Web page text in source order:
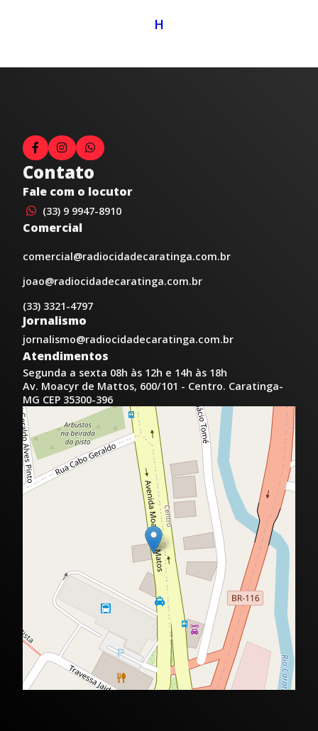
H
Contato
Fale com o locutor
(33) 9 9947-8910
Comercial
comercial@radiocidadecaratinga.com.br
joao@radiocidadecaratinga.com.br
(33) 3321-4797
Jornalismo
jornalismo@radiocidadecaratinga.com.br
Atendimentos
Segunda a sexta 08h às 12h e 14h às 18h
Av. Moacyr de Mattos, 600/101 - Centro. Caratinga-
MG CEP 35300-396